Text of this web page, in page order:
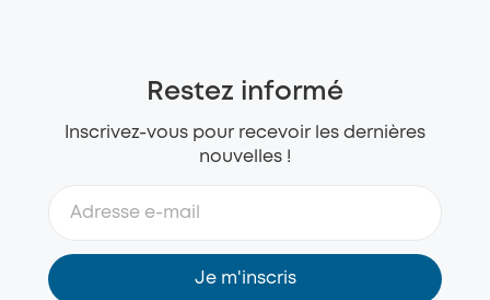
Restez informé
Inscrivez-vous pour recevoir les dernières
nouvelles !
Je m'inscris